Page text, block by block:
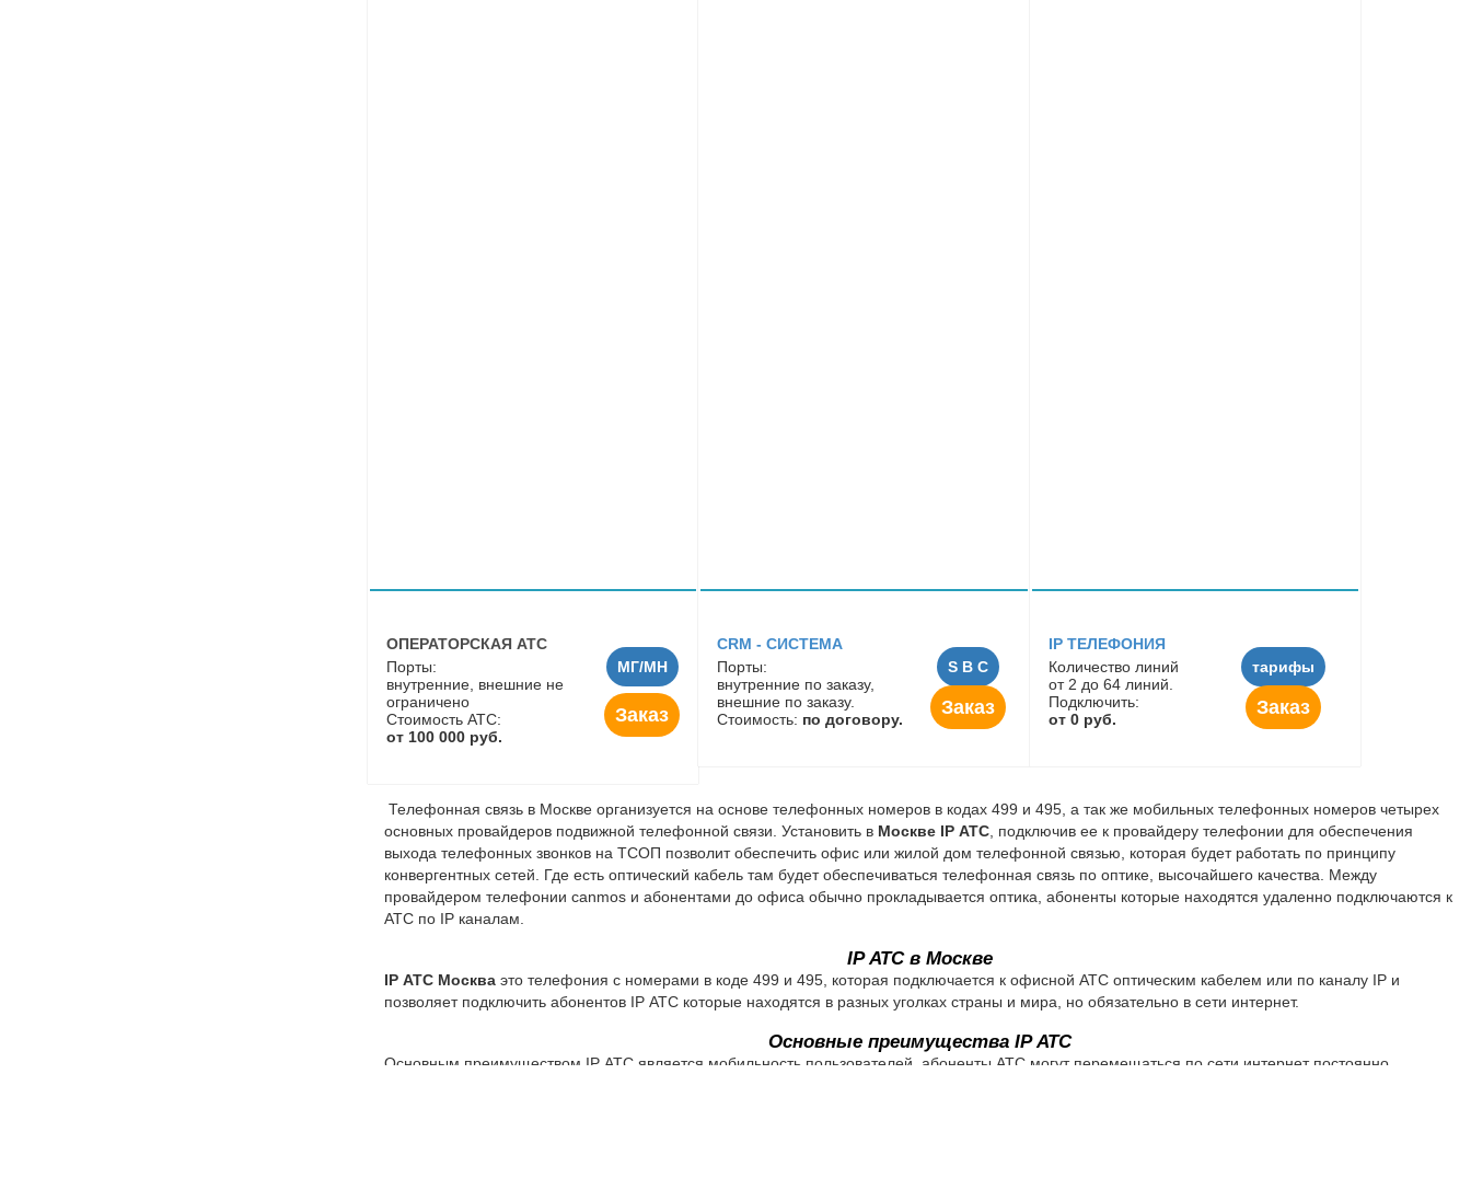
ОПЕРАТОРСКАЯ АТС
Порты:
внутренние, внешние не
ограничено
Стоимость АТС:
от 100 000 руб.
МГ/МН
Заказ
CRM - СИСТЕМА
Порты:
внутренние по заказу,
внешние по заказу.
Стоимость: по договору.
S B C
Заказ
IP ТЕЛЕФОНИЯ
Количество линий
от 2 до 64 линий.
Подключить:
от 0 руб.
тарифы
Заказ
Телефонная связь в Москве организуется на основе телефонных номеров в кодах 499 и 495, а так же мобильных телефонных номеров четырех
основных провайдеров подвижной телефонной связи. Установить в Москве IP АТС , подключив ее к провайдеру телефонии для обеспечения
выхода телефонных звонков на ТСОП позволит обеспечить офис или жилой дом телефонной связью, которая будет работать по принципу
конвергентных сетей. Где есть оптический кабель там будет обеспечиваться телефонная связь по оптике, высочайшего качества. Между
провайдером телефонии canmos и абонентами до офиса обычно прокладывается оптика, абоненты которые находятся удаленно подключаются к
АТС по IP каналам.
IP АТС в Москве
IP АТС Москва это телефония с номерами в коде 499 и 495, которая подключается к офисной АТС оптическим кабелем или по каналу IP и
позволяет подключить абонентов IP АТС которые находятся в разных уголках страны и мира, но обязательно в сети интернет.
Основные преимущества IP АТС
Основным преимуществом IP АТС является мобильность пользователей, абоненты АТС могут перемещаться по сети интернет постоянно